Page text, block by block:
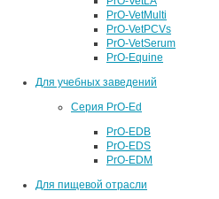
PrO-VetMulti
PrO-VetPCVs
PrO-VetSerum
PrO-Equine
Для учебных заведений
Серия PrO-Ed
PrO-EDB
PrO-EDS
PrO-EDM
Для пищевой отрасли